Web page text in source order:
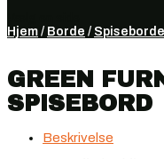
Hjem / Borde / Spiseborde
GREEN
SPISEBORD
Beskrivelse